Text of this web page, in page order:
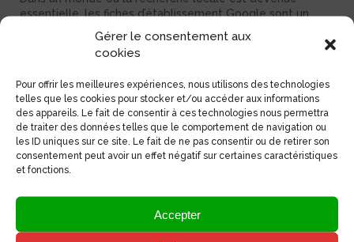
Gérer le consentement aux
cookies
Pour offrir les meilleures expériences, nous utilisons des technologies
telles que les cookies pour stocker et/ou accéder aux informations
des appareils. Le fait de consentir à ces technologies nous permettra
de traiter des données telles que le comportement de navigation ou
les ID uniques sur ce site. Le fait de ne pas consentir ou de retirer son
consentement peut avoir un effet négatif sur certaines caractéristiques
et fonctions.
Accepter
essentielle, les fiches d’établissement Google sont un
outil puissant pour les entreprises locales souhaitant
attirer plus de clients. Lorsqu’un utilisateur effectue une
recherche sur Google Maps ou via la recherche Google, il
les horaires d’ouverture, le numéro de téléphone, […]